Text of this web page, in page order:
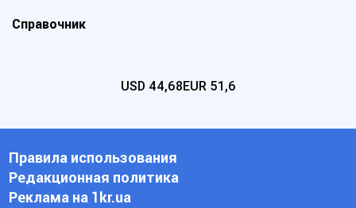
Справочник
USD 44,68EUR 51,6
Правила использования
Редакционная политика
Реклама на 1kr.ua